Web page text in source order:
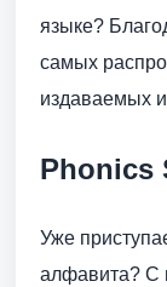
языке?
самых
издаваемых
Phonics
Уже
алфавита? С